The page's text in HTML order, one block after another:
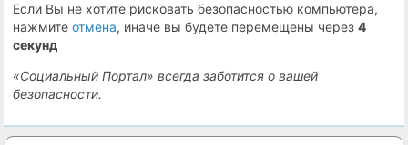
Если Вы не хотите рисковать безопасностью компьютера,
нажмитеотмена, иначе вы будете перемещены через4
секунд
«Социальный Портал» всегда заботится о вашей
безопасности.